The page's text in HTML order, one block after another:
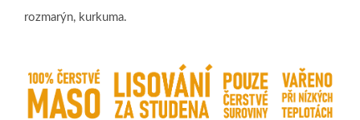
rozmarýn, kurkuma.